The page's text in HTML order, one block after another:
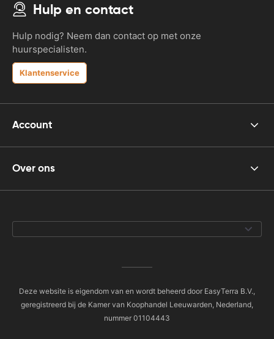
Hulp en contact
Hulp nodig? Neem dan contact op met onze
huurspecialisten.
Klantenservice
Account
Over ons
Deze website is eigendom van en wordt beheerd door EasyTerra B.V.,
geregistreerd bij de Kamer van Koophandel Leeuwarden, Nederland,
nummer 01104443